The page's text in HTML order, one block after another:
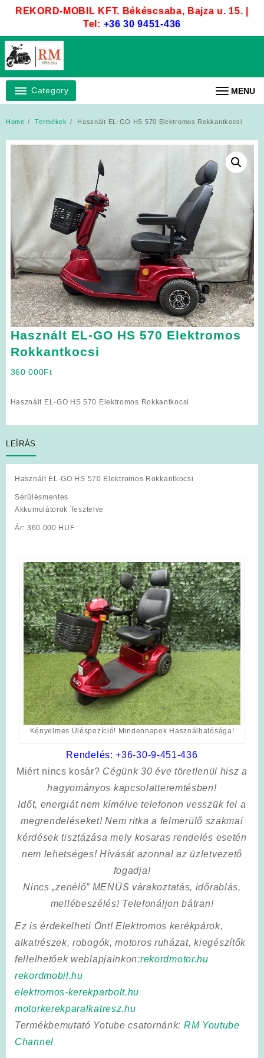
REKORD-MOBIL KFT. Békéscsaba, Bajza u. 15. |
Tel: +36 30 9451-436
Category MENU
Home Termékek Használt EL-GO HS 570 Elektromos Rokkantkocsi
Használt EL-GO HS 570 Elektromos
Rokkantkocsi
360 000Ft
Használt EL-GO HS 570 Elektromos Rokkantkocsi
LEÍRÁS
Használt EL-GO HS 570 Elektromos Rokkantkocsi
Sérülésmentes
Akkumulátorok Tesztelve
Ár: 360 000 HUF
Kényelmes Üléspozíció! Mindennapok Használhatósága!
Rendelés:+36-30-9-451-436
Miért nincs kosár? Cégünk 30 éve töretlenül hisz a
hagyományos kapcsolatteremtésben!
Időt, energiát nem kímélvetelefonon vesszük fel a
megrendeléseket! Nem ritka a felmerülő szakmai
kérdések tisztázása mely kosaras rendelés esetén
nem lehetséges! Hívását azonnal az üzletvezető
fogadja!
Nincs „zenélő” MENÜS várakoztatás, időrablás,
mellébeszélés! Telefonáljon bátran!
Ez is érdekelheti Önt! Elektromos kerékpárok,
alkatrészek, robogók, motoros ruházat, kiegészítők
fellelhetőek weblapjainkon:rekordmotor.hu
rekordmobil.hu
elektromos-kerekparbolt.hu
motorkerekparalkatresz.hu
Termékbemutató Yotube csatornánk: RM Youtube
Channel